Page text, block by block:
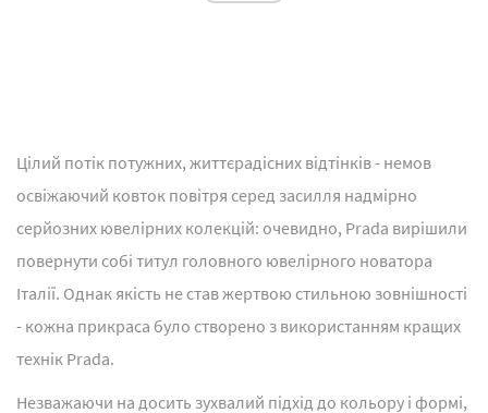
Цілий потік потужних, життєрадісних відтінків - немов
освіжаючий ковток повітря серед засилля надмірно
серйозних ювелірних колекцій: очевидно, Prada вирішили
повернути собі титул головного ювелірного новатора
Італії. Однак якість не став жертвою стильною зовнішності
- кожна прикраса було створено з використанням кращих
технік Prada.
Незважаючи на досить зухвалий підхід до кольору і формі,